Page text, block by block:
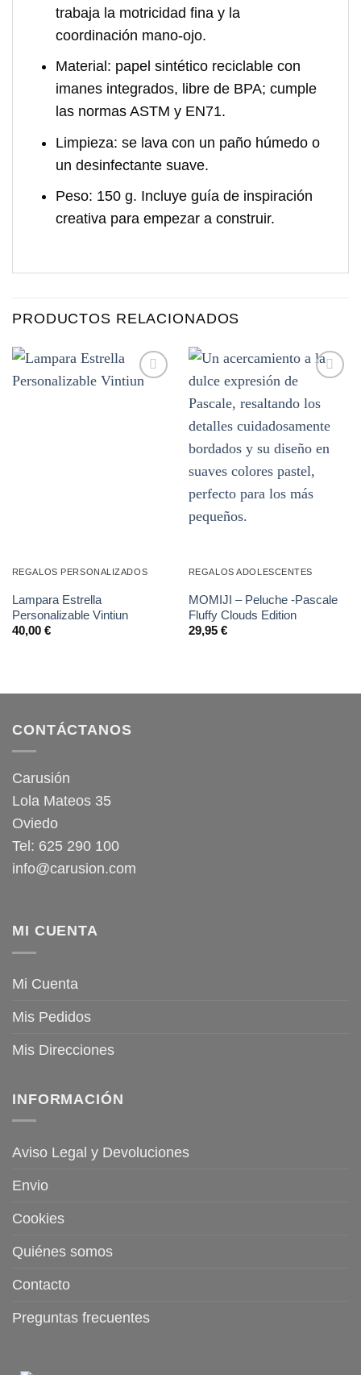
trabaja la motricidad fina y la
coordinación mano-ojo.
Material: papel sintético reciclable con
imanes integrados, libre de BPA; cumple
las normas ASTM y EN71.
Limpieza: se lava con un paño húmedo o
un desinfectante suave.
Peso: 150 g. Incluye guía de inspiración
creativa para empezar a construir.
PRODUCTOS RELACIONADOS
REGALOS PERSONALIZADOS
Lampara Estrella
Personalizable Vintiun
40,00 €
a la
deseos
REGALOS ADOLESCENTES
MOMIJI – Peluche -Pascale
Fluffy Clouds Edition
29,95 €
CONTÁCTANOS
Carusión
Lola Mateos 35
Oviedo
Tel: 625 290 100
info@carusion.com
MI CUENTA
Mi Cuenta
Mis Pedidos
Mis Direcciones
INFORMACIÓN
Aviso Legal y Devoluciones
Envio
Cookies
Quiénes somos
Contacto
Preguntas frecuentes